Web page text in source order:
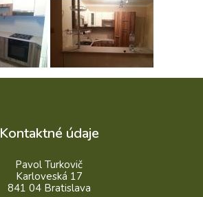
Kontaktné údaje
Pavol Turkovič
Karloveská 17
841 04 Bratislava